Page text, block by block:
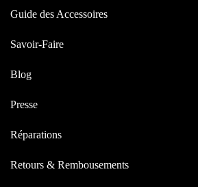
Guide des Accessoires
Savoir-Faire
Blog
Presse
Réparations
Retours & Rembousements